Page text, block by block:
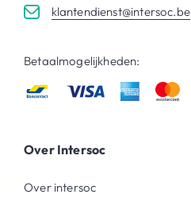
klantendienst@intersoc.be
Betaalmogelijkheden:
Over Intersoc
Over intersoc